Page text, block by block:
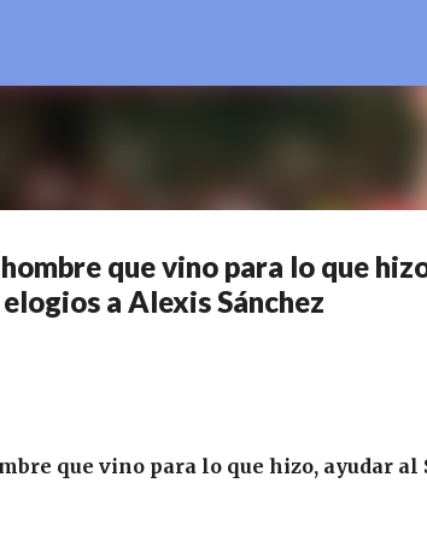
que vino para lo que
a Alexis Sánchez
que vino para lo que hizo, ayudar